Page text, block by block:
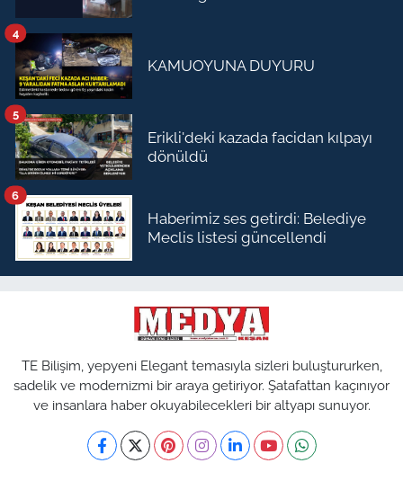
KAMUOYUNA DUYURU
4
Erikli'deki kazada facidan kılpayı
dönüldü
5
Haberimiz ses getirdi: Belediye
Meclis listesi güncellendi
6
TE Bilişim, yepyeni Elegant temasıyla sizleri buluştururken,
sadelik ve modernizmi bir araya getiriyor. Şatafattan kaçınıyor
ve insanlara haber okuyabilecekleri bir altyapı sunuyor.